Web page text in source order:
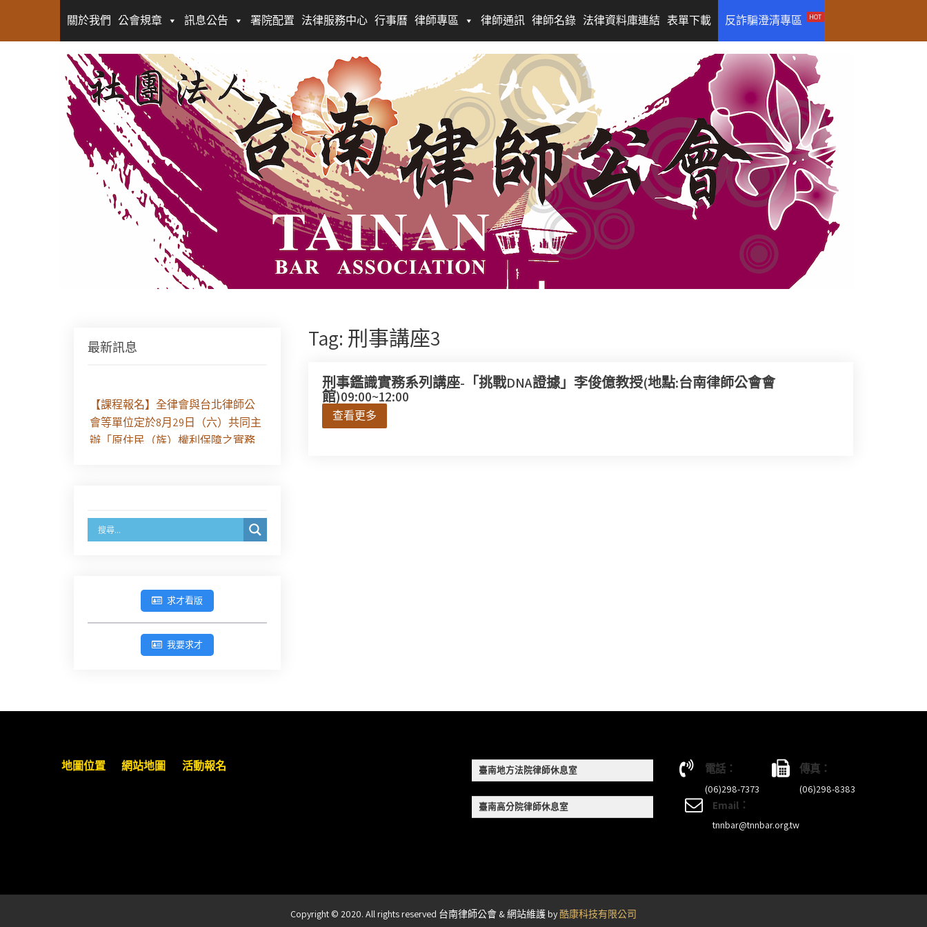
關於我們 公會規章 訊息公告 署院配置 法律服務中心 行事曆 律師專區 律師通訊 律師名錄 法律資料庫連結 表單下載 反詐騙澄清專區 HOT
Tag: 刑事講座3
刑事鑑識實務系列講座-「挑戰DNA證據」李俊億教授(地點:台南律師公會會
館)09:00~12:00
查看更多
最新訊息
【課程報名】全律會與台北律師公
會等單位定於8月29日（六）共同主
辦「原住民（族）權利保障之實務
徵求參與115年教師法律諮詢補助計
畫人才庫(請於8/14前線上填寫表單
經濟部商業發展署函：自115年6月
參加「勞動權益講習」
徵詢有意願擔任臺南市115年度國民
求才看版
我要求才
地圖位置 網站地圖 活動報名 臺南地方法院律師休息室
臺南高分院律師休息室
電話：
(06)298-7373
傳真：
(06)298-8383
Email：
tnnbar@tnnbar.org.tw
Copyright © 2020. All rights reserved 台南律師公會 & 網站維護 by酷康科技有限公司